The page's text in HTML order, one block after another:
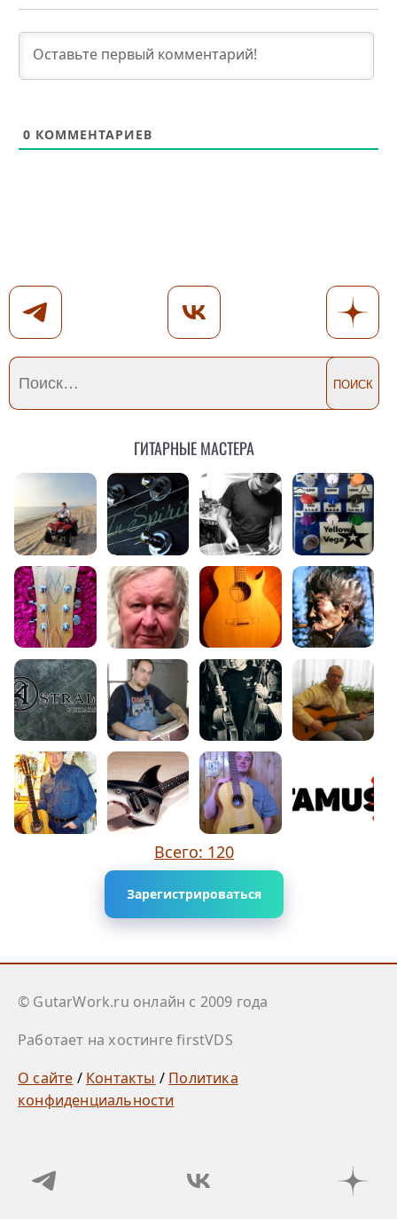
0 КОММЕНТАРИЕВ
Гитарные мастера
Всего: 120
Зарегистрироваться
© GutarWork.ru онлайн c 2009 года
Работает на хостинге firstVDS
О сайте / Контакты / Политика
конфиденциальности